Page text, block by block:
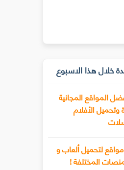
خلال هذا الاسبوع
المواقع المجانية
الأفلام
أفضل 7 مواقع لتحميل ألعاب و
المختلفة !